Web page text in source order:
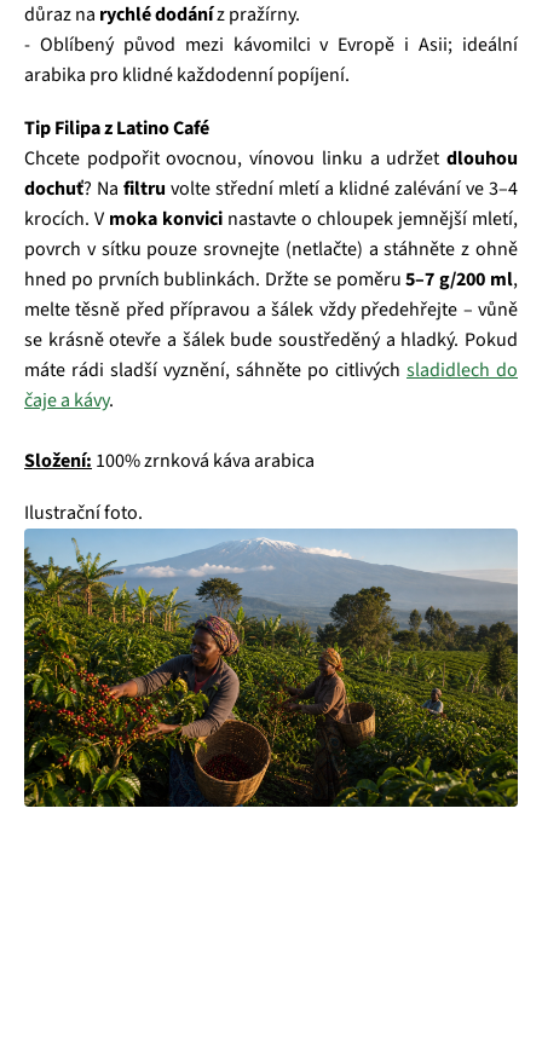
důraz na rychlé dodáníz pražírny.
- Oblíbený původ mezi kávomilci v Evropě i Asii; ideální
arabika pro klidné každodenní popíjení.
Tip Filipa z Latino Café
Chcete podpořit ovocnou, vínovou linku a udržet dlouhou
dochuť? Na filtru volte střední mletí a klidné zalévání ve 3–4
krocích. V moka konvici nastavte o chloupek jemnější mletí,
povrch v sítku pouze srovnejte (netlačte) a stáhněte z ohně
hned po prvních bublinkách. Držte se poměru5–7 g/200 ml,
melte těsně před přípravou a šálek vždy předehřejte – vůně
se krásně otevře a šálek bude soustředěný a hladký. Pokud
máte rádi sladší vyznění, sáhněte po citlivých sladidlech do
čaje a kávy.
Složení: 100% zrnková káva arabica
Ilustrační foto.